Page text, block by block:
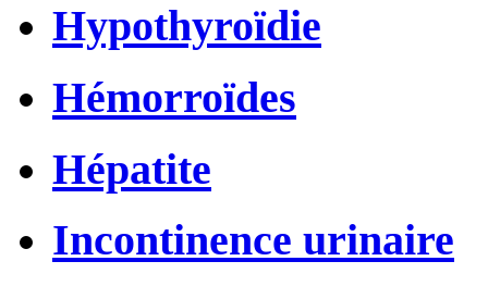
Hypothyroïdie
Hémorroïdes
Hépatite
Incontinence urinaire